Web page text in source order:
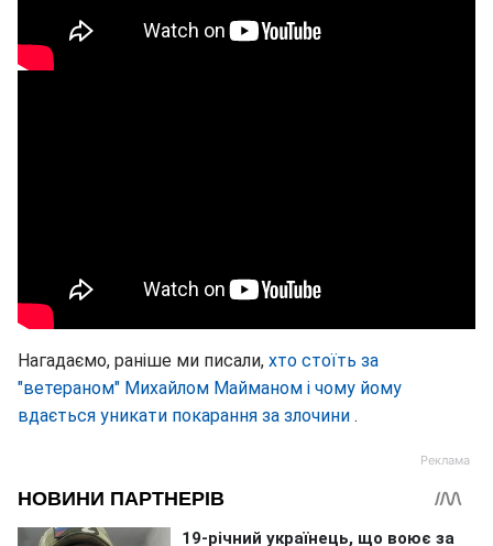
Нагадаємо, раніше ми писали, хто стоїть за
"ветераном" Михайлом Майманом і чому йому
вдається уникати покарання за злочини .